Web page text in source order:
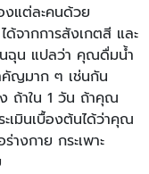
งแต่ละคนด้วย
ด้จากการสังเกตสี และ
นฉุน แปลว่า คุณดื่มน้ำ
คัญมาก ๆ เช่นกัน
ถ้าใน 1 วัน ถ้าคุณ
เมินเบื้องต้นได้ว่าคุณ
งกาย กระเพาะ